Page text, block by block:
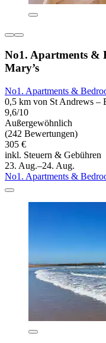
No1. Apartments &
Mary’s
No1. Apartments &
0,5 km von St Andrews –
9,6/10
Außergewöhnlich
(242 Bewertungen)
305 €
inkl. Steuern & Gebühren
23. Aug.–24. Aug.
No1. Apartments &